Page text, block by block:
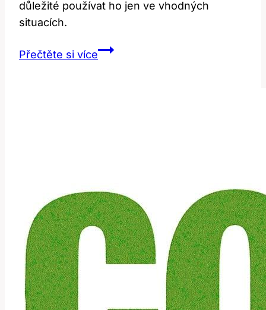
důležité používat ho jen ve vhodných
situacích.
Přečtěte si víceJerk